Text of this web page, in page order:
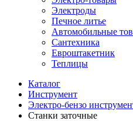
Электроды
Печное литье
Автомобильные
Сантехника
Евроштакетник
Теплицы
Каталог
Инструмент
Электро-бензо
Станки заточные